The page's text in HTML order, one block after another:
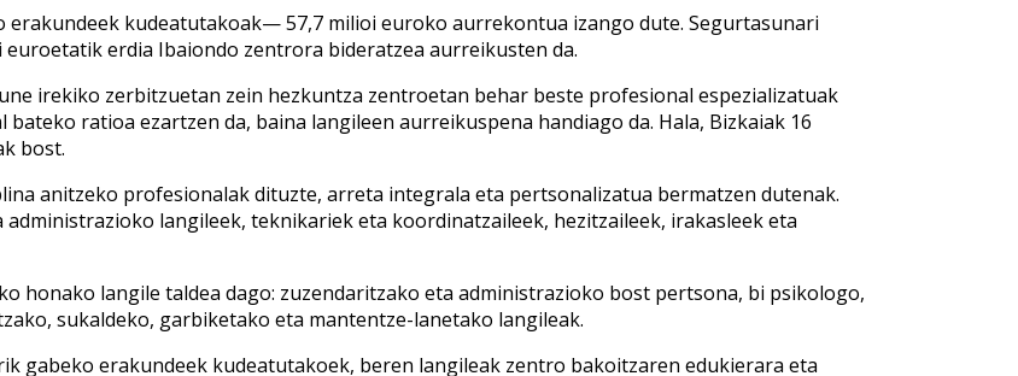
kudeatutakoak— 57,7 milioi euroko aurrekontua izango dute. Segurtasunari
erdia Ibaiondo zentrora bideratzea aurreikusten da.
irekiko zerbitzuetan zein hezkuntza zentroetan behar beste profesional espezializatuak
ratioa ezartzen da, baina langileen aurreikuspena handiago da. Hala, Bizkaiak 16
bost.
anitzeko profesionalak dituzte, arreta integrala eta pertsonalizatua bermatzen dutenak.
langileek, teknikariek eta koordinatzaileek, hezitzaileek, irakasleek eta
honako langile taldea dago: zuzendaritzako eta administrazioko bost pertsona, bi psikologo,
sukaldeko, garbiketako eta mantentze-lanetako langileak.
gabeko erakundeek kudeatutakoek, beren langileak zentro bakoitzaren edukierara eta